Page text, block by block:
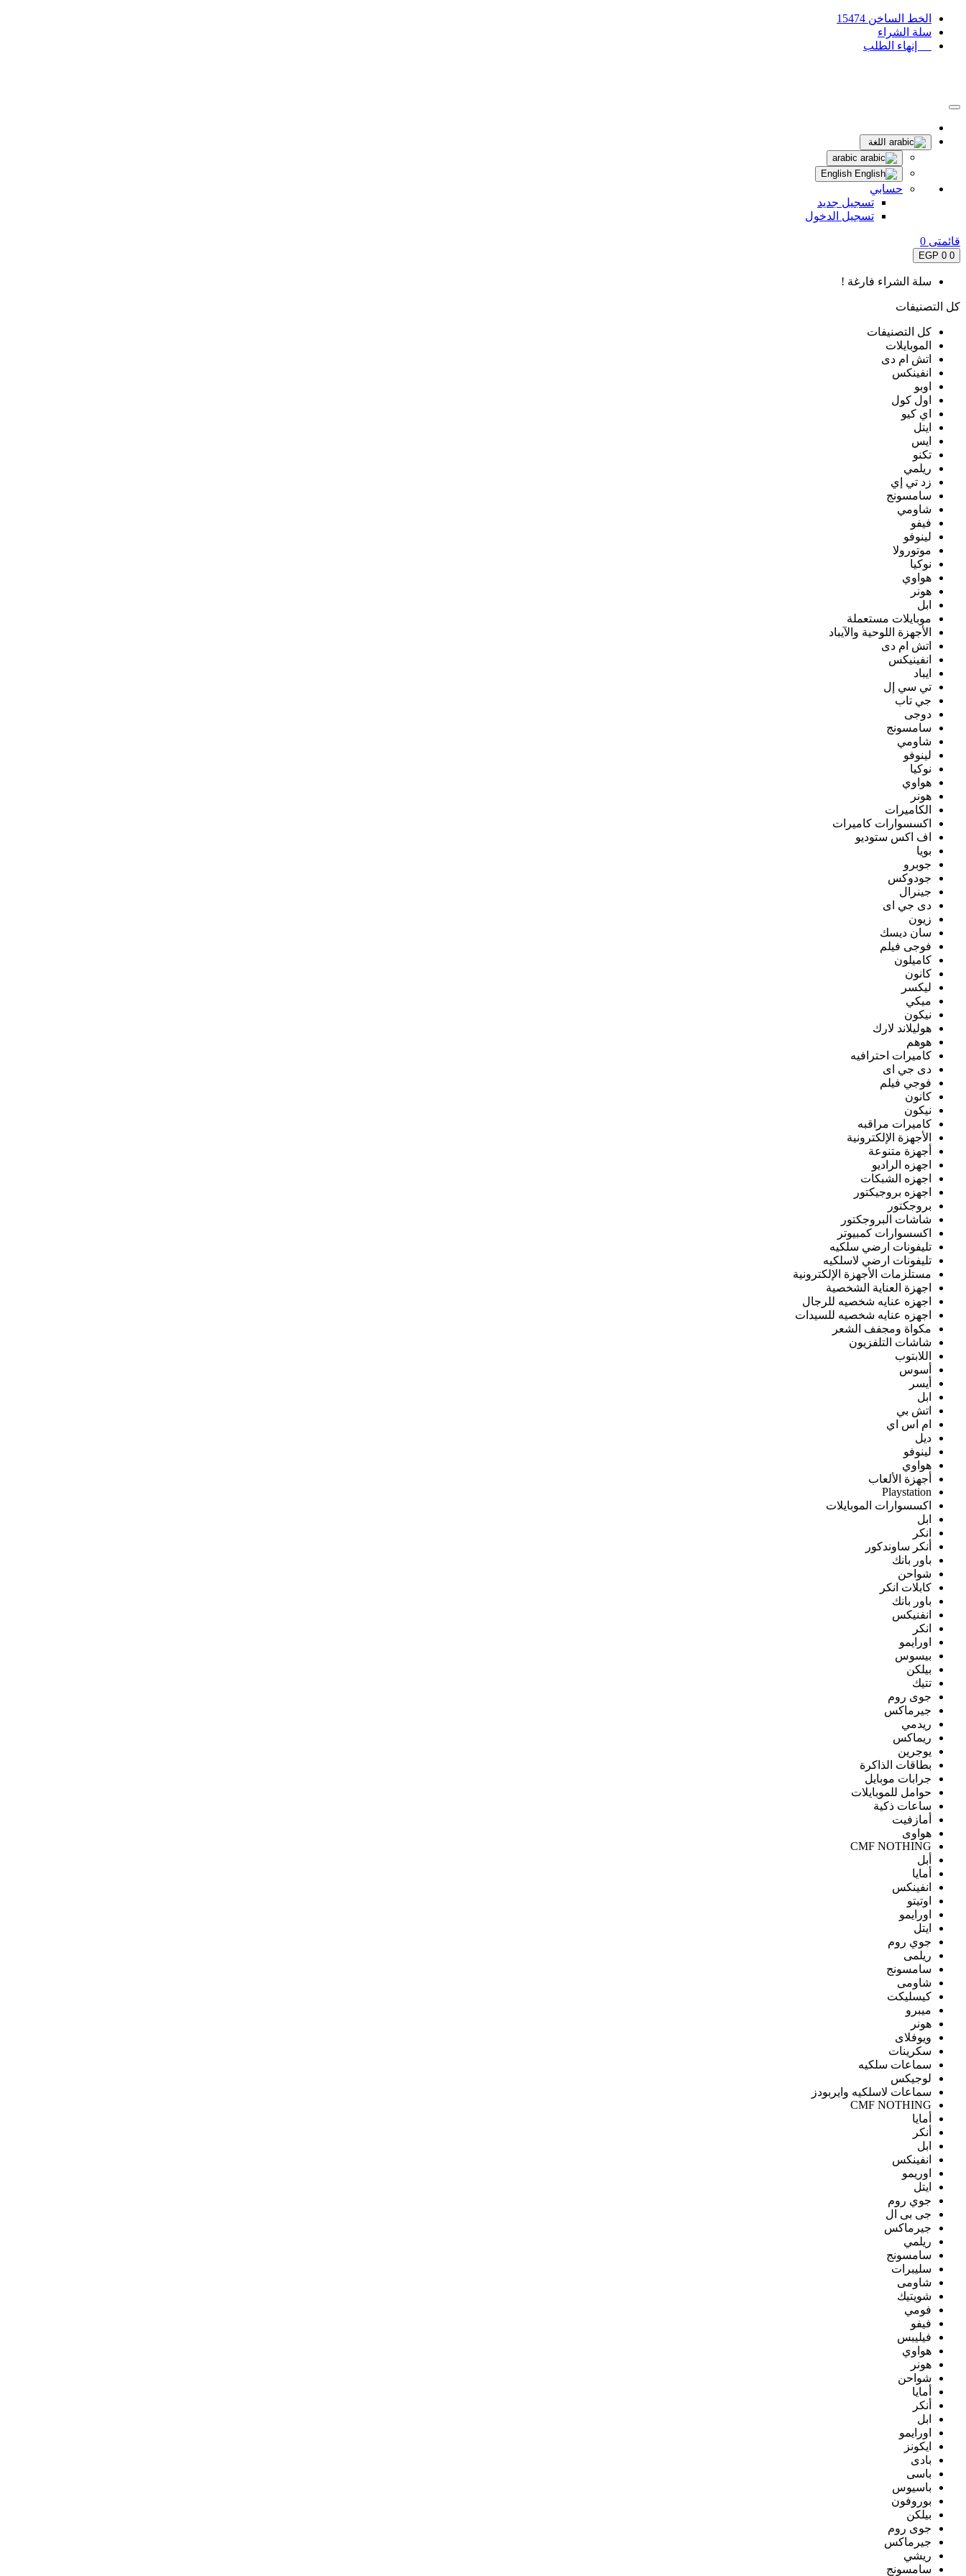
الخط الساخن 15474
سلة الشراء
إنهاء الطلب
اللغة
حسابي
تسجيل جديد
تسجيل الدخول
قائمتى 0
0
0 EGP
سلة الشراء فارغة !
كل التصنيفات
كل التصنيفات
الموبايلات
اتش ام دى
انفينكس
اوبو
اول كول
اي كيو
ايتل
ايس
تكنو
ريلمي
زد تي إي
سامسونج
شاومي
فيفو
لينوفو
موتورولا
نوكيا
هواوي
هونر
ابل
موبايلات مستعملة
الأجهزة اللوحية والآيباد
اتش ام دى
انفينيكس
ايباد
تي سي إل
جي تاب
دوجى
سامسونج
شاومي
لينوفو
نوكيا
هواوي
هونر
الكاميرات
اكسسوارات كاميرات
اف اكس ستوديو
بويا
جوبرو
جودوكس
جينرال
دى جي اى
زيون
سان ديسك
فوجى فيلم
كاميلون
كانون
ليكسر
ميكي
نيكون
هوليلاند لارك
هوهم
كاميرات احترافيه
دى جي اى
فوجي فيلم
كانون
نيكون
كاميرات مراقبه
الأجهزة الإلكترونية
أجهزة متنوعة
اجهزه الراديو
اجهزه الشبكات
اجهزه بروجيكتور
بروجكتور
شاشات البروجكتور
اكسسوارات كمبيوتر
تليفونات ارضي سلكيه
تليفونات ارضي لاسلكيه
مستلزمات الأجهزة الإلكترونية
اجهزة العناية الشخصية
اجهزه عنايه شخصيه للرجال
اجهزه عنايه شخصيه للسيدات
مكواة ومجفف الشعر
شاشات التلفزيون
اللابتوب
أسوس
أيسر
ابل
اتش بي
ام اس اي
ديل
لينوفو
هواوي
أجهزة الألعاب
Playstation
اكسسوارات الموبايلات
ابل
انكر
أنكر ساوندكور
باور بانك
شواحن
كابلات انكر
باور بانك
انفنيكس
انكر
اورايمو
بيسوس
بيلكن
تتيك
جوى روم
جيرماكس
ريدمي
ريماكس
يوجرين
بطاقات الذاكرة
جرابات موبايل
حوامل للموبايلات
ساعات ذكية
أمازفيت
هواوى
CMF NOTHING
أبل
أمايا
انفينكس
اوتيتو
اورايمو
ايتل
جوي روم
ريلمى
سامسونج
شاومى
كيسليكت
ميبرو
هونر
ويوفلاى
سكرينات
سماعات سلكيه
لوجيكس
سماعات لاسلكيه وايربودز
CMF NOTHING
أمايا
أنكر
ابل
انفينكس
اوريمو
ايتل
جوي روم
جى بى ال
جيرماكس
ريلمي
سامسونج
سليبرات
شاومى
شويتيك
فومي
فيفو
فيليبس
هواوي
هونر
شواحن
أمايا
أنكر
ابل
اورايمو
ايكونز
بادى
باسى
باسيوس
بوروفون
بيلكن
جوى روم
جيرماكس
ريشي
سامسونج